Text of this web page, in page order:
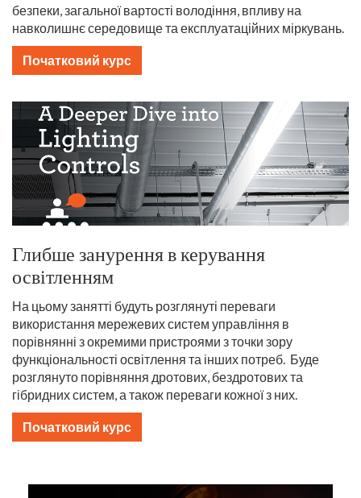
безпеки, загальної вартості володіння, впливу на
навколишнє середовище та експлуатаційних міркувань.
Початковий курс
Глибше занурення в керування
освітленням
На цьому занятті будуть розглянуті переваги
використання мережевих систем управління в
порівнянні з окремими пристроями з точки зору
функціональності освітлення та інших потреб. Буде
розглянуто порівняння дротових, бездротових та
гібридних систем, а також переваги кожної з них.
Початковий курс